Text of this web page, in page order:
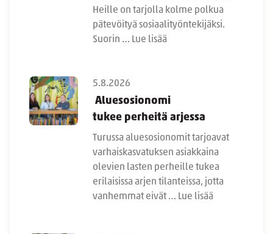
Heille on tarjolla kolme polkua
pätevöityä sosiaalityöntekijäksi.
Suorin … Lue lisää
5.8.2026
Aluesosionomi
tukee perheitä arjessa
Turussa aluesosionomit tarjoavat
varhaiskasvatuksen asiakkaina
olevien lasten perheille tukea
erilaisissa arjen tilanteissa, jotta
vanhemmat eivät … Lue lisää